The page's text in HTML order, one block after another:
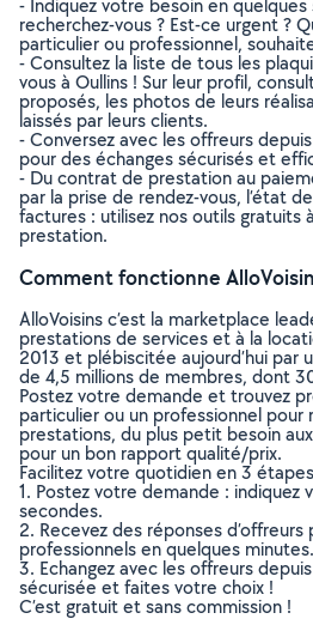
- Indiquez votre besoin en
recherchez-vous ? Est-ce urgent ?
particulier ou professionnel,
- Consultez la liste de tous les
vous à Oullins ! Sur leur profil,
proposés, les photos de leurs
laissés par leurs clients.
- Conversez avec les offreurs
pour des échanges sécurisés et
- Du contrat de prestation au
par la prise de rendez-vous, l’état
factures : utilisez nos outils gratuits
prestation.
Comment fonctionne
AlloVoisins c’est la marketplace
prestations de services et à la
2013 et plébiscitée aujourd’hui par
de 4,5 millions de membres, dont
Postez votre demande et trouvez
particulier ou un professionnel pour
prestations, du plus petit besoin
pour un bon rapport qualité/prix.
Facilitez votre quotidien en 3
1. Postez votre demande : indiquez
secondes.
2. Recevez des réponses
professionnels en quelques minutes.
3. Echangez avec les offreurs
sécurisée et faites votre choix !
C’est gratuit et sans commission !